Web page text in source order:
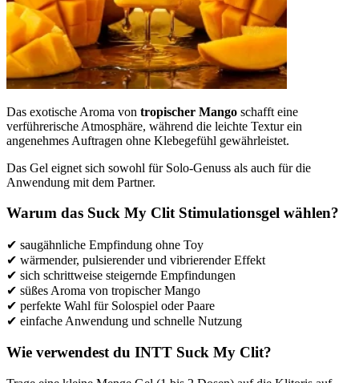
Das exotische Aroma von tropischer Mango schafft eine
verführerische Atmosphäre, während die leichte Textur ein
angenehmes Auftragen ohne Klebegefühl gewährleistet.
Das Gel eignet sich sowohl für Solo-Genuss als auch für die
Anwendung mit dem Partner.
Warum das Suck My Clit Stimulationsgel wählen?
✔ saugähnliche Empfindung ohne Toy
✔ wärmender, pulsierender und vibrierender Effekt
✔ sich schrittweise steigernde Empfindungen
✔ süßes Aroma von tropischer Mango
✔ perfekte Wahl für Solospiel oder Paare
✔ einfache Anwendung und schnelle Nutzung
Wie verwendest du INTT Suck My Clit?